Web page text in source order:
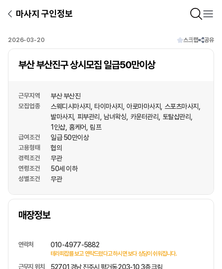
마사지 구인정보
2026-03-20 스크랩 공유
부산 부산진구 상시모집 일급50만이상
근무지역 부산 부산진
모집업종 스웨디시마사지 타이마사지 아로마마사지
스포츠마사지
발마사지
피부관리 남녀왁싱 카운터관리
토탈샵관리
1인샵 홈케어 림프
급여조건 일급 50만이상
고용형태 협의
경력조건 무관
연령조건 50세 이하
성별조건 무관
매장정보
상호명
연락처 010-4977-5882
테라피잡를 보고 연락드렸다고 하시면 보다 상담이 쉬워집니다.
근무지 위치 52701 경남 진주시 평거동 203-10 3층 크림